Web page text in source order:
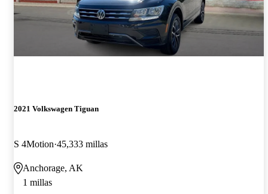
2021 Volkswagen Tiguan
S 4Motion 45,333 millas
Anchorage, AK
1 millas